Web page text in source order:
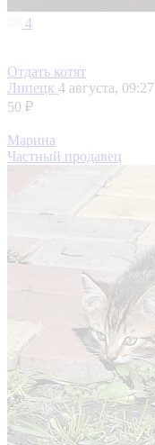
4
Отдать котят
Липецк 4 августа, 09:27
50 ₽
Марина
Частный продавец